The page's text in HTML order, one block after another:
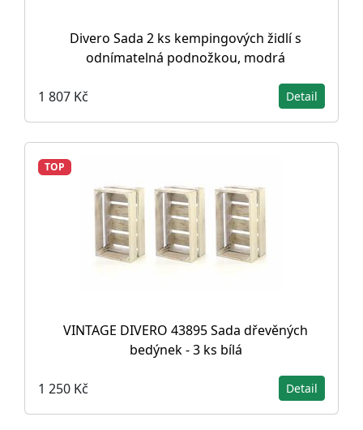
Divero Sada 2 ks kempingových židlí s
odnímatelná podnožkou, modrá
1 807 Kč Detail
TOP
VINTAGE DIVERO 43895 Sada dřevěných
bedýnek - 3 ks bílá
1 250 Kč Detail